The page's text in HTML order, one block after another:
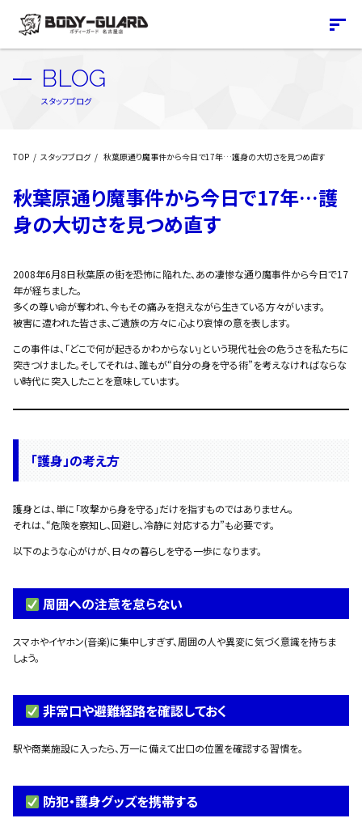
BLOG
スタッフブログ
TOP スタッフブログ 秋葉原通り魔事件から今日で17年…護身の大切さを見つめ直す
秋葉原通り魔事件から今日で17年…護
身の大切さを見つめ直す
2008年6月8日――秋葉原の街を恐怖に陥れた、あの凄惨な通り魔事件から今日で17
年が経ちました。
多くの尊い命が奪われ、今もその痛みを抱えながら生きている方々がいます。
被害に遭われた皆さま、ご遺族の方々に心より哀悼の意を表します。
この事件は、「どこで何が起きるかわからない」という現代社会の危うさを私たちに
突きつけました。そしてそれは、誰もが“自分の身を守る術”を考えなければならな
い時代に突入したことを意味しています。
「護身」の考え方
護身とは、単に「攻撃から身を守る」だけを指すものではありません。
それは、“危険を察知し、回避し、冷静に対応する力”も必要です。
以下のような心がけが、日々の暮らしを守る一歩になります。
周囲への注意を怠らない
スマホやイヤホン(音楽)に集中しすぎず、周囲の人や異変に気づく意識を持ちま
しょう。
非常口や避難経路を確認しておく
駅や商業施設に入ったら、万一に備えて出口の位置を確認する習慣を。
防犯・護身グッズを携帯する